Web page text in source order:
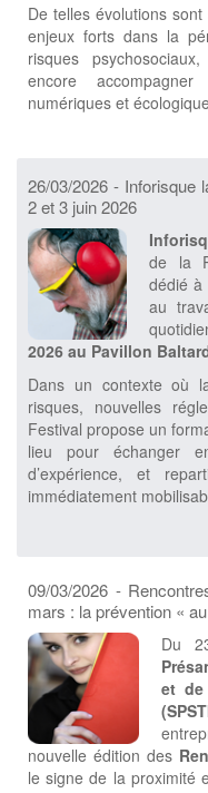
De telles évolutions
enjeux forts dans la
risques
encore
numériques et
26/03/2026 - Inforisque
2 et 3 juin 2026
de la
dédié
au
2026 au Pavillon
Dans un contexte où
risques, nouvelles
Festival propose un
lieu pour échanger
d’expérience, et
immédiatement
09/03/2026 -
mars : la prévention «
Du
et de
nouvelle édition des
le signe de la proximité